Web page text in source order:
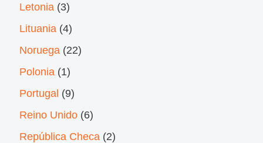
Letonia (3)
Lituania (4)
Noruega (22)
Polonia (1)
Portugal (9)
Reino Unido (6)
República Checa (2)